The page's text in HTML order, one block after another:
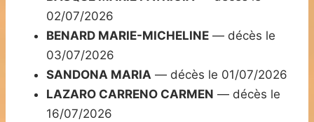
02/07/2026
BENARD MARIE-MICHELINE — décès le
03/07/2026
SANDONA MARIA — décès le 01/07/2026
LAZARO CARRENO CARMEN — décès le
16/07/2026